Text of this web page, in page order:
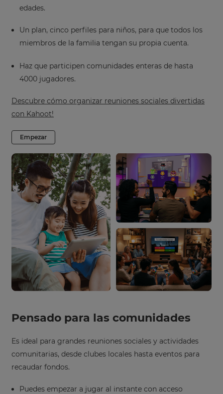
edades.
Un plan, cinco perfiles para niños, para que todos los
miembros de la familia tengan su propia cuenta.
Haz que participen comunidades enteras de hasta
4000 jugadores.
Descubre cómo organizar reuniones sociales divertidas
con Kahoot!
Empezar
Pensado para las comunidades
Es ideal para grandes reuniones sociales y actividades
comunitarias, desde clubes locales hasta eventos para
recaudar fondos.
Puedes empezar a jugar al instante con acceso